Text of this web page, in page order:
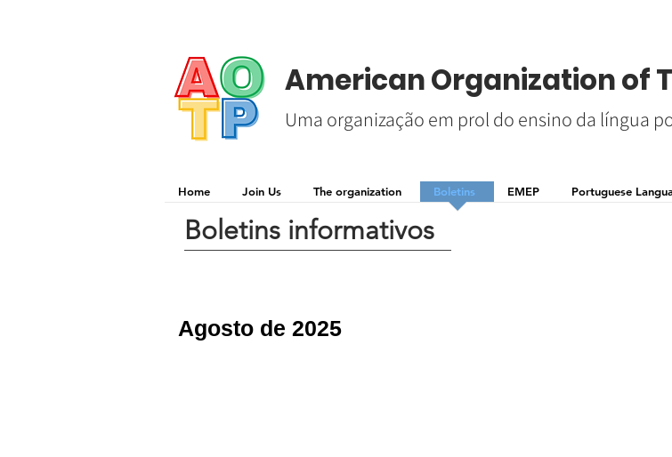
American Organization of
Uma organização em prol do ensino da língua
Home Join Us The organization Boletins EMEP Portuguese
Boletins informativos
Agosto de 2025